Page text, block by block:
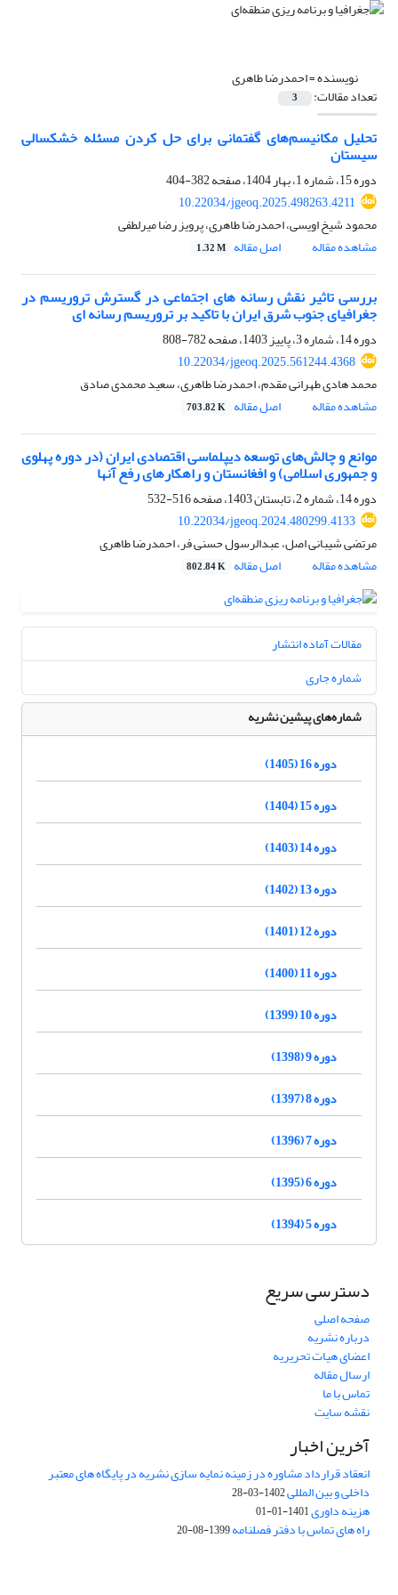
نویسنده =احمدرضا طاهری
تعداد مقالات: 3
تحلیل مکانیسم‌های گفتمانی برای حل کردن مسئله خشکسالی
سیستان
دوره 15، شماره 1، بهار 1404، صفحه
382-404
10.22034/jgeoq.2025.498263.4211
محمود شیخ اویسی، احمدرضا طاهری، پرویز رضا میرلطفی
مشاهده مقاله
اصل مقاله 1.32 M
بررسی تاثیر نقش رسانه های اجتماعی در گسترش تروریسم در
جغرافیای جنوب شرق ایران با تاکید بر تروریسم رسانه ای
دوره 14، شماره 3، پاییز 1403، صفحه
782-808
10.22034/jgeoq.2025.561244.4368
محمد هادی طهرانی مقدم، احمدرضا طاهری، سعید محمدی صادق
مشاهده مقاله
اصل مقاله 703.82 K
موانع و چالش‌های توسعه دیپلماسی اقتصادی ایران (در دوره پهلوی
و جمهوری اسلامی) و افغانستان و راهکارهای رفع آنها
دوره 14، شماره 2، تابستان 1403، صفحه
516-532
10.22034/jgeoq.2024.480299.4133
مرتضی شیبانی اصل، عبدالرسول حسنی فر، احمدرضا طاهری
مشاهده مقاله
اصل مقاله 802.84 K
مقالات آماده انتشار
شماره جاری
شماره‌های پیشین نشریه
دوره 16 (1405)
دوره 15 (1404)
دوره 14 (1403)
دوره 13 (1402)
دوره 12 (1401)
دوره 11 (1400)
دوره 10 (1399)
دوره 9 (1398)
دوره 8 (1397)
دوره 7 (1396)
دوره 6 (1395)
دوره 5 (1394)
دسترسی سریع
صفحه اصلی
درباره نشریه
اعضای هیات تحریریه
ارسال مقاله
تماس با ما
نقشه سایت
آخرین اخبار
انعقاد قرارداد مشاوره در زمینه نمایه سازی نشریه در پایگاه های معتبر
داخلی و بین المللی1402-03-28
هزینه داوری1401-01-01
راه های تماس با دفتر فصلنامه1399-08-20